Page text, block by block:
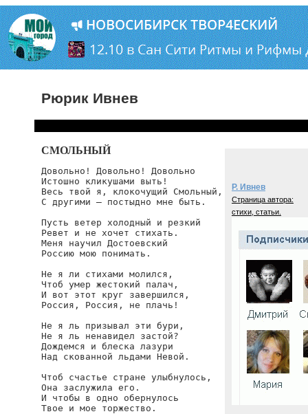
Рюрик Ивнев
СМОЛЬНЫЙ
Довольно! Довольно! Довольно
Истошно кликушами выть!
Весь твой я, клокочущий Смольный,
С другими — постыдно мне быть.
Пусть ветер холодный и резкий
Ревет и не хочет стихать.
Меня научил Достоевский
Россию мою понимать.
Не я ли стихами молился,
Чтоб умер жестокий палач,
И вот этот круг завершился,
Россия, Россия, не плачь!
Не я ль призывал эти бури,
Не я ль ненавидел застой?
Дождемся и блеска лазури
Над скованной льдами Невой.
Чтоб счастье стране улыбнулось,
Она заслужила его.
И чтобы в одно обернулось
Твое и мое торжество.
Р. Ивнев
Страница автора:
стихи, статьи.